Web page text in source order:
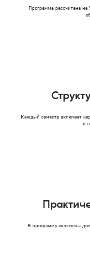
Программа рассчитана
Каждый семестр включает
и
В программу включены